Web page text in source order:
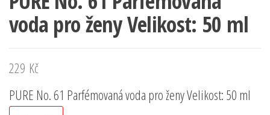
voda pro ženy Velikost: 50 ml
229 Kč
PURE No. 61 Parfémovaná voda pro ženy Velikost: 50 ml